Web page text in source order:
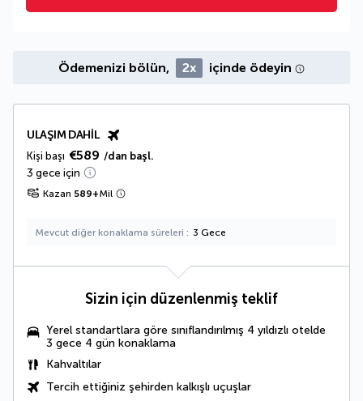
Ödemenizi bölün, 2x içinde ödeyin
ULAŞIM DAHIL
Kişi başı €589 /dan başl.
3 gece için
Kazan 589+Mil
Mevcut diğer konaklama süreleri 3 Gece
Sizin için düzenlenmiş teklif
Yerel standartlara göre sınıflandırılmış 4 yıldızlı otelde
3 gece 4 gün konaklama
Kahvaltılar
Tercih ettiğiniz şehirden kalkışlı uçuşlar